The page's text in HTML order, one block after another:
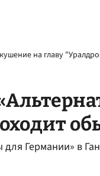
на главу
Германии» в